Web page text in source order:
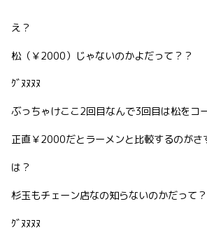
え？
松（￥2000）じゃないのかよだって？？
ｸﾞﾇﾇﾇﾇ
ぶっちゃけここ2回目なんで3回目は松をコ
正直￥2000だとラーメンと比較するのが
は？
杉玉もチェーン店なの知らないのかだって
ｸﾞﾇﾇﾇﾇ